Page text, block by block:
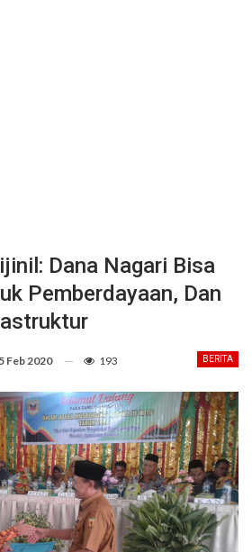
Dana Nagari Bisa
Pemberdayaan, Dan
BERITA
5 Feb 2020 193